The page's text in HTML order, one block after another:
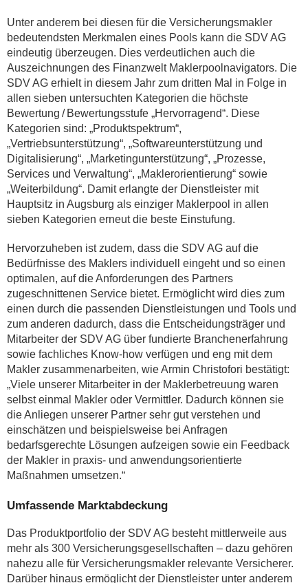
Unter anderem bei diesen für die Versicherungsmakler
bedeutendsten Merkmalen eines Pools kann die SDV AG
eindeutig überzeugen. Dies verdeutlichen auch die
Auszeichnungen des Finanzwelt Maklerpoolnavigators. Die
SDV AG erhielt in diesem Jahr zum dritten Mal in Folge in
allen sieben untersuchten Kategorien die höchste
Bewertung / Bewertungsstufe „Hervorragend“. Diese
Kategorien sind: „Produktspektrum“,
„Vertriebsunterstützung“, „Softwareunterstützung und
Digitalisierung“, „Marketingunterstützung“, „Prozesse,
Services und Verwaltung“, „Maklerorientierung“ sowie
„Weiterbildung“. Damit erlangte der Dienstleister mit
Hauptsitz in Augsburg als einziger Maklerpool in allen
sieben Kategorien erneut die beste Einstufung.
Hervorzuheben ist zudem, dass die SDV AG auf die
Bedürfnisse des Maklers individuell eingeht und so einen
optimalen, auf die Anforderungen des Partners
zugeschnittenen Service bietet. Ermöglicht wird dies zum
einen durch die passenden Dienstleistungen und Tools und
zum anderen dadurch, dass die Entscheidungsträger und
Mitarbeiter der SDV AG über fundierte Branchenerfahrung
sowie fachliches Know-how verfügen und eng mit dem
Makler zusammenarbeiten, wie Armin Christofori bestätigt:
„Viele unserer Mitarbeiter in der Maklerbetreuung waren
selbst einmal Makler oder Vermittler. Dadurch können sie
die Anliegen unserer Partner sehr gut verstehen und
einschätzen und beispielsweise bei Anfragen
bedarfsgerechte Lösungen aufzeigen sowie ein Feedback
der Makler in praxis- und anwendungsorientierte
Maßnahmen umsetzen.“
Umfassende Marktabdeckung
Das Produktportfolio der SDV AG besteht mittlerweile aus
mehr als 300 Versicherungsgesellschaften – dazu gehören
nahezu alle für Versicherungsmakler relevante Versicherer.
Darüber hinaus ermöglicht der Dienstleister unter anderem